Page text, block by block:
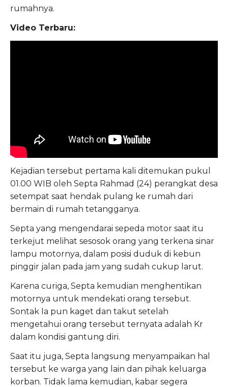
rumahnya.
Video Terbaru:
Kejadian tersebut pertama kali ditemukan pukul
01.00 WIB oleh Septa Rahmad (24) perangkat desa
setempat saat hendak pulang ke rumah dari
bermain di rumah tetangganya.
Septa yang mengendarai sepeda motor saat itu
terkejut melihat sesosok orang yang terkena sinar
lampu motornya, dalam posisi duduk di kebun
pinggir jalan pada jam yang sudah cukup larut.
Karena curiga, Septa kemudian menghentikan
motornya untuk mendekati orang tersebut.
Sontak Ia pun kaget dan takut setelah
mengetahui orang tersebut ternyata adalah Kr
dalam kondisi gantung diri.
Saat itu juga, Septa langsung menyampaikan hal
tersebut ke warga yang lain dan pihak keluarga
korban. Tidak lama kemudian, kabar segera